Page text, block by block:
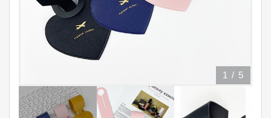
1 / 5